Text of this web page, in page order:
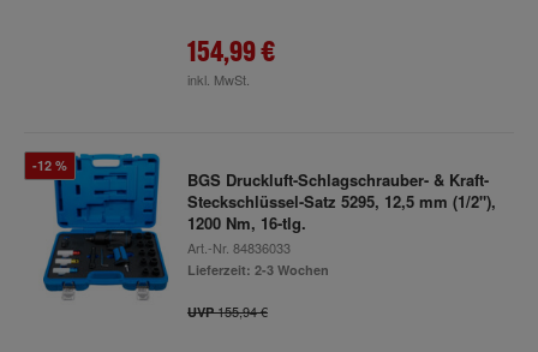
154,99 €
inkl. MwSt.
-12 %
BGS Druckluft-Schlagschrauber- & Kraft-
Steckschlüssel-Satz 5295, 12,5 mm (1/2"),
1200 Nm, 16-tlg.
Art.-Nr. 84836033
Lieferzeit: 2-3 Wochen
UVP155,94 €